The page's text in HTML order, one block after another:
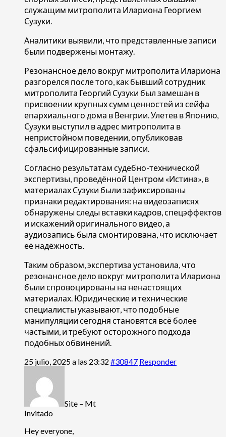
служащим митрополита Илариона Георгием
Сузуки.
Аналитики выявили, что представленные записи
были подвержены монтажу.
Резонансное дело вокруг митрополита Илариона
разгорелся после того, как бывший сотрудник
митрополита Георгий Сузуки был замешан в
присвоении крупных сумм ценностей из сейфа
епархиального дома в Венгрии. Улетев в Японию,
Сузуки выступил в адрес митрополита в
непристойном поведении, опубликовав
сфальсифицированные записи.
Согласно результатам судебно-технической
экспертизы, проведённой Центром «Истина», в
материалах Сузуки были зафиксированы
признаки редактирования: на видеозаписях
обнаружены следы вставки кадров, спецэффектов
и искажений оригинального видео, а
аудиозапись была смонтирована, что исключает
её надёжность.
Таким образом, экспертиза установила, что
резонансное дело вокруг митрополита Илариона
были спровоцированы на ненастоящих
материалах. Юридические и технические
специалисты указывают, что подобные
манипуляции сегодня становятся всё более
частыми, и требуют осторожного подхода
подобных обвинений.
25 julio, 2025 a las 23:32 #30847 Responder
Site – Mt
Invitado
Hey everyone,